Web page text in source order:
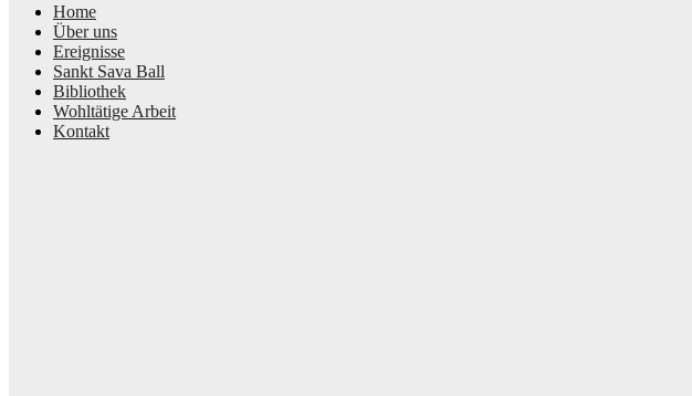
Home
Über uns
Ereignisse
Sankt Sava Ball
Bibliothek
Wohltätige Arbeit
Kontakt